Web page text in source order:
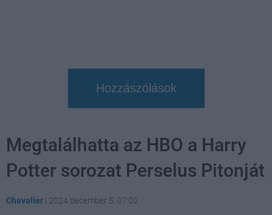
Hozzászólások
Megtalálhatta az HBO a Harry
Potter sorozat Perselus Pitonját
Chavalier | 2024 december 5. 07:02